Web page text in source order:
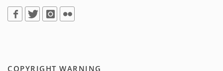
COPYRIGHT WARNING